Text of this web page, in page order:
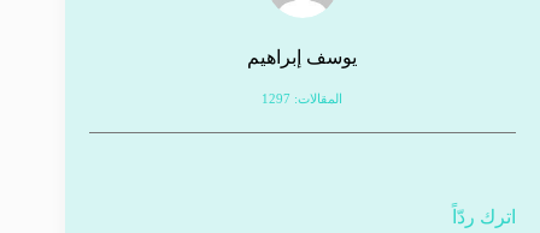
يوسف إبراهيم
المقالات: 1297
اترك ردّاً